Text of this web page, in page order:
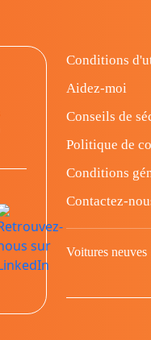
Conditions
Aidez-moi
Conseils de
Politique de
Conditions
Contactez-
Voitures neuves